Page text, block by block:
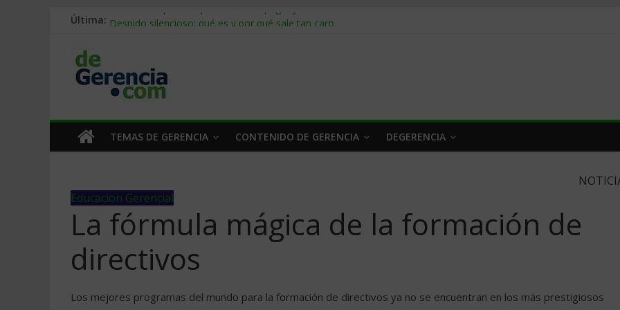
Última: Stablecoins para empresas: cómo pagar y cobrar en 2026
Trabajo forzoso en la cadena de suministro: qué hacer
Mercado hispano de EE. UU.: cómo segmentarlo y venderle
TEMAS DE GERENCIA CONTENIDO DE GERENCIA DEGERENCIA
Educacion Gerencial
La fórmula mágica de la formación de
directivos
Los mejores programas del mundo para la formación de directivos ya no se encuentran en los más prestigiosos